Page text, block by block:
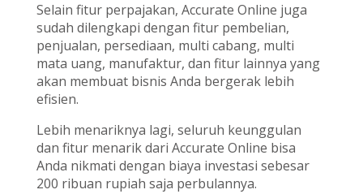
Selain fitur perpajakan, Accurate Online juga
sudah dilengkapi dengan fitur pembelian,
penjualan, persediaan, multi cabang, multi
mata uang, manufaktur, dan fitur lainnya yang
akan membuat bisnis Anda bergerak lebih
efisien.
Lebih menariknya lagi, seluruh keunggulan
dan fitur menarik dari Accurate Online bisa
Anda nikmati dengan biaya investasi sebesar
200 ribuan rupiah saja perbulannya.